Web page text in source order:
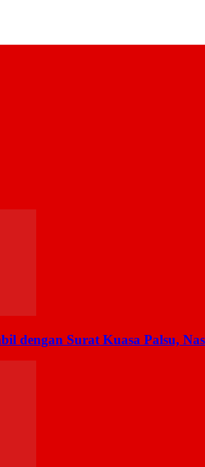
dengan Surat Kuasa Palsu,